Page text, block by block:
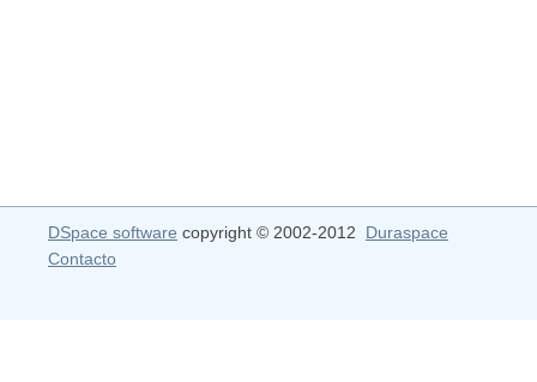
DSpace software copyright © 2002-2012 Duraspace
Contacto